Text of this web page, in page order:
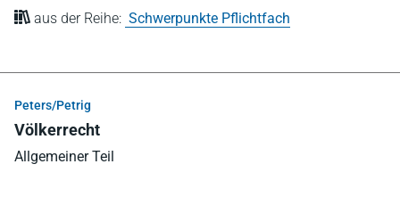
aus der Reihe: Schwerpunkte Pflichtfach
Peters/Petrig
Völkerrecht
Allgemeiner Teil